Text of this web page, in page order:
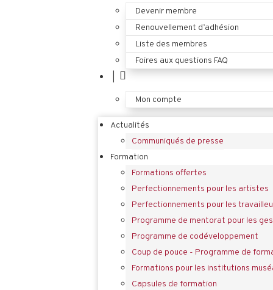
Devenir membre
Renouvellement d’adhésion
Liste des membres
Foires aux questions FAQ
Mon compte
Actualités
Communiqués de presse
Formation
Formations offertes
Perfectionnements pour les artistes
Perfectionnements pour les
Programme de mentorat pour les
Programme de codéveloppement
Coup de pouce - Programme de
Formations pour les institutions
Capsules de formation